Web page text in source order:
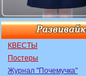
КВЕСТЫ
Постеры
Журнал "Почемучка"